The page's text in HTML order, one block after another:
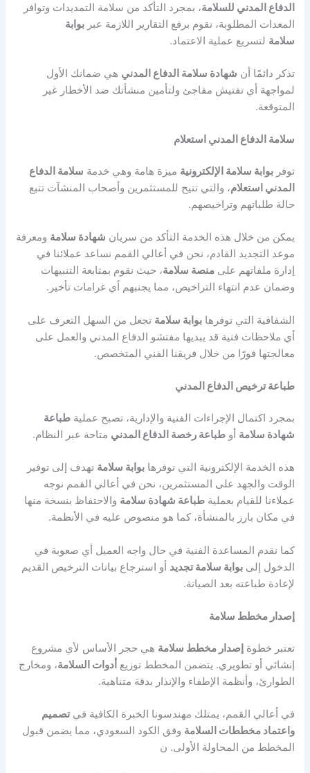
الدفاع المدني للسلامة، بمجرد التأكد من سلامة التمديدات وتوافر
المعدات المطلوبة، نقوم برفع التقارير اللازمة عبربوابة
سلامة لتسريع عملية الاعتماد.
تذكر دائمًا أن شهادة سلامة الدفاع المدني هي ضمانك الأول
لمواجهة أي تفتيش مفاجئ ولتأمين منشأتك ضد الأخطار غير
المتوقعة.
سلامة الدفاع المدني استعلام
توفربوابة سلامة الإلكترونية ميزة هامة وهي خدمة سلامة الدفاع
المدني استعلام، والتي تتيح للمستثمرين وأصحاب المنشآت تتبع
حالة طلباتهم وتراخيصهم.
يمكن من خلال هذه الخدمة التأكد من سريان شهادة سلامة ومعرفة
موعد التجديد القادم، نحن في أعالي القمم نساعد عملائنا في
إدارة ملفاتهم علىمنصة سلامة، حيث نقوم بمتابعة التنبيهات
وضمان عدم انتهاء التراخيص، مما يجنبهم أي غرامات تأخير.
الشفافية التي توفرهابوابة سلامة تجعل من السهل التعرف على
أي ملاحظات فنية قد يبديها مفتشو الدفاع المدني والعمل على
معالجتها فورًا من خلال فريقنا الفني المتخصص.
طباعة ترخيص الدفاع المدني
بمجرد اكتمال الإجراءات الفنية والإدارية، تصبح عمليةطباعة
شهادة سلامة أوطباعة رخصة الدفاع المدني متاحة عبر النظام.
هذه الخدمة الإلكترونية التي توفرهابوابة سلامة تهدف إلى توفير
الوقت والجهد على المستثمرين، نحن في أعالي القمم نوجه
عملاءنا للقيام بعمليةطباعة شهادة سلامة والاحتفاظ بنسخة منها
في مكان بارز بالمنشأة، كما هو منصوص عليه في الأنظمة.
كما نقدم المساعدة الفنية في حال واجه العميل أي صعوبة في
الدخول إلىبوابة سلامة تجديد أو استرجاع بيانات الترخيص القديم
لإعادة طباعته بعد الصيانة.
إصدار مخطط سلامة
تعتبر خطوةإصدار مخطط سلامة هي حجر الأساس لأي مشروع
إنشائي أو تطويري. يتضمن المخطط توزيع أدوات السلامة، ومخارج
الطوارئ، وأنظمة الإطفاء والإنذار بدقة متناهية.
في أعالي القمم، يمتلك مهندسونا الخبرة الكافية فيتصميم
واعتماد مخططات السلامة وفق الكود السعودي، مما يضمن قبول
المخطط من المحاولة الأولى. ن